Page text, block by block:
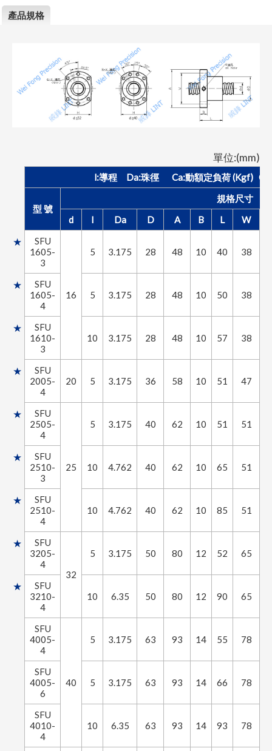
產品規格
單位:(mm)
l:導程 Da:珠徑 Ca:動額定負荷 (Kgf)
型 號
規格尺寸
d
l Da D A B L W
SFU
1605-
3
16
5 3.175 28 48 10 40 38
SFU
1605-
4
5 3.175 28 48 10 50 38
SFU
1610-
3
10 3.175 28 48 10 57 38
SFU
2005-
4
20 5 3.175 36 58 10 51 47
SFU
2505-
4
25
5 3.175 40 62 10 51 51
SFU
2510-
3
10 4.762 40 62 10 65 51
SFU
2510-
4
10 4.762 40 62 10 85 51
SFU
3205-
4
32
5 3.175 50 80 12 52 65
SFU
3210-
4
10 6.35 50 80 12 90 65
SFU
4005-
4
40
5 3.175 63 93 14 55 78
SFU
4005-
6
5 3.175 63 93 14 66 78
SFU
4010-
4
10 6.35 63 93 14 93 78